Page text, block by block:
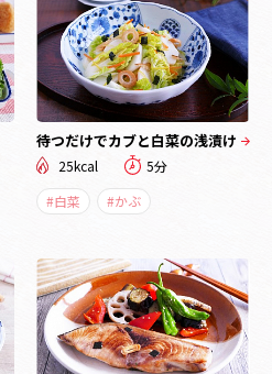
待つだけでカブと白菜の浅漬け
25kcal
5分
#白菜
#かぶ